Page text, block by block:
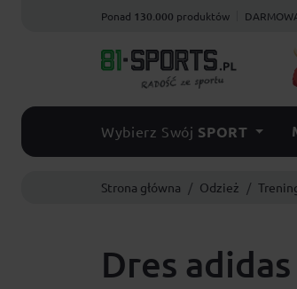
Ponad 130.000 produktów
Wybierz Swój SPORT
Strona główna Odzież
Dres